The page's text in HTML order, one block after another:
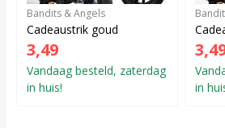
Bandits & Angels
Cadeaustrik goud
3,49
Vandaag besteld, zaterdag
in huis!
in